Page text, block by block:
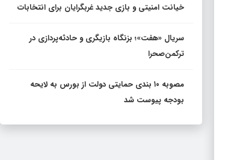
خیانت امنیتی و بازی جدید غربگرایان برای انتخابات
سریال «هفت»؛ بزنگاه بازیگری و حادثه‌پردازی در
ترکمن‌صحرا
مصوبه ۱۰ بندی حمایتی دولت از بورس به لایحه
بودجه پیوست شد